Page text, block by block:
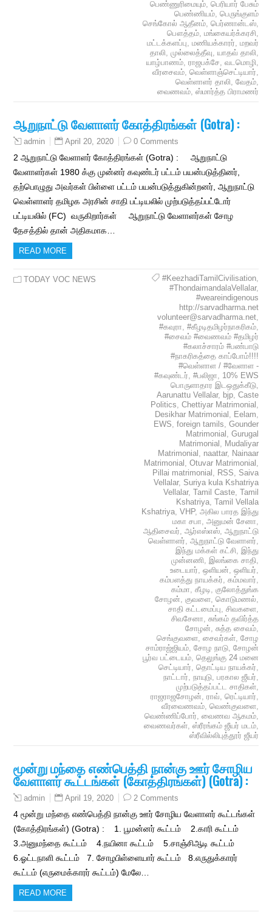
பெண்ணுரிமையும், பெரியார் பேசும்
பெண்ணியம், பெருங்குளம்
செங்கோல் ஆதீனம், பெர்ணான்டஸ்,
பௌத்தம், மங்கையர்க்கரசி,
மட்டக்களப்பு, மணியக்காரர், மறவர்
தாலி, முல்லைத்தீவு, யாதவ் தாலி,
யாழ்பாணம், ராஜபக்சே, வடமொழி,
வீரசைவம், வெள்ளாஞ்செட்டியார்,
வெள்ளாளர் தாலி, வேதம்,
வைணவம், ஸ்மார்த்த பிராமணர்
ஆறுநாட்டு வேளாளர் கோத்திரங்கள் (Gotra) :
admin April 20, 2020 0 Comments
2 ஆறுநாட்டு வேளாளர் கோத்திரங்கள் (Gotra) : ஆறுநாட்டு
வேளாளர்கள் 1980 க்கு முன்னர் கவுண்டர் பட்டம் பயன்படுத்தினர்,
தற்பொழுது அவர்கள் பிள்ளை பட்டம் பயன்படுத்துகின்றனர், ஆறுநாட்டு
வெள்ளாளர் தமிழக அரசின் சாதி பட்டியலில் முற்படுத்தப்பட்டோர்
பட்டியலில் (FC) வருகிறார்கள் ஆறுநாட்டு வேளாளர்கள் சோழ
தேசத்தில் தான் அதிகமாக…
READ MORE
TODAY VOC NEWS #KeezhadiTamilCivilisation,
#ThondaimandalaVellalar,
#weareindigenous
http://sarvadharma.net
volunteer@sarvadharma.net,
#கவுரா, #கீழடிதமிழர்நாகரிகம்,
#சைவம் #வைணவம் #தமிழர்
#கலாச்சாரம் #பண்பாடு
#நாகரிகத்தை காப்போம்!!!!
#வெள்ளாள / #வேளாள -
#கவுண்டர், #பலிஜா, 10% EWS
பொருளாதார இடஒதுக்கீடு,
Aarunattu Vellalar, bjp, Caste
Politics, Chettiyar Matrimonial ,
Desikhar Matrimonial , Eelam,
EWS, foreign tamils, Gounder
Matrimonial , Gurugal
Matrimonial , Mudaliyar
Matrimonial , naattar, Nainaar
Matrimonial , Otuvar Matrimonial ,
Pillai matrimonial , RSS, Saiva
Vellalar, Suriya kula Kshatriya
Vellalar, Tamil Caste, Tamil
Kshatriya, Tamil Vellala
Kshatriya, VHP, அகில பாரத இந்து
மகா சபா, அனுமன் சேனா,
ஆதிசைவர், ஆர்எஸ்எஸ், ஆறுநாட்டு
வெள்ளாளர், ஆறுநாட்டு வேளாளர்,
இந்து மக்கள் கட்சி, இந்து
முன்னணி, இலங்கை சாதி,
உடையார், ஒளியன், ஒளியர்,
கம்பளத்து நாயக்கர், கம்மவார்,
கம்மா, கீழடி, குலோத்துங்க
சோழன், குவளை, கொடுமணல்,
சாதி கட்டமைப்பு, சிவகளை,
சிவசேனா, சுங்கம் தவிர்த்த
சோழன், சுத்த சைவம்,
செங்குவளை, சைவர்கள், சோழ
சாம்ராஜ்ஜியம், சோழ நாடு, சோழன்
பூர்வ பட்டையம், தெலுங்கு 24 மனை
செட்டியார், தொட்டிய நாயக்கர்,
நாட்டார், நாயுடு, பரகால ஜீயர்,
முற்படுத்தப்பட்ட சாதிகள்,
ராஜராஜசோழன், ராவ், ரெட்டியார்,
வீரவைணவம், வெண்குவளை,
வெண்ணிப்போர், வைணவ ஆகமம்,
வைணவர்கள், ஸ்ரீரங்கம் ஜீயர் மடம்,
ஸ்ரீவில்லிபுத்தூர் ஜீயர்
மூன்று மந்தை எண்பெத்தி நான்கு ஊர் சோழிய
வேளாளர் கூட்டங்கள் (கோத்திரங்கள்) (Gotra) :
admin April 19, 2020 2 Comments
4 மூன்று மந்தை எண்பெத்தி நான்கு ஊர் சோழிய வேளாளர் கூட்டங்கள்
(கோத்திரங்கள்) (Gotra) : 1. பூமன்னர் கூட்டம் 2.காரி கூட்டம்
3.அனுமந்தை கூட்டம் 4.நயினா கூட்டம் 5.சாஞ்சிஆடி கூட்டம்
6.ஓட்டநாளி கூட்டம் 7. சோழபிள்ளையார் கூட்டம் 8.எருதுக்காரர்
கூட்டம் (எருமைக்காரர் கூட்டம்) மேலே…
READ MORE